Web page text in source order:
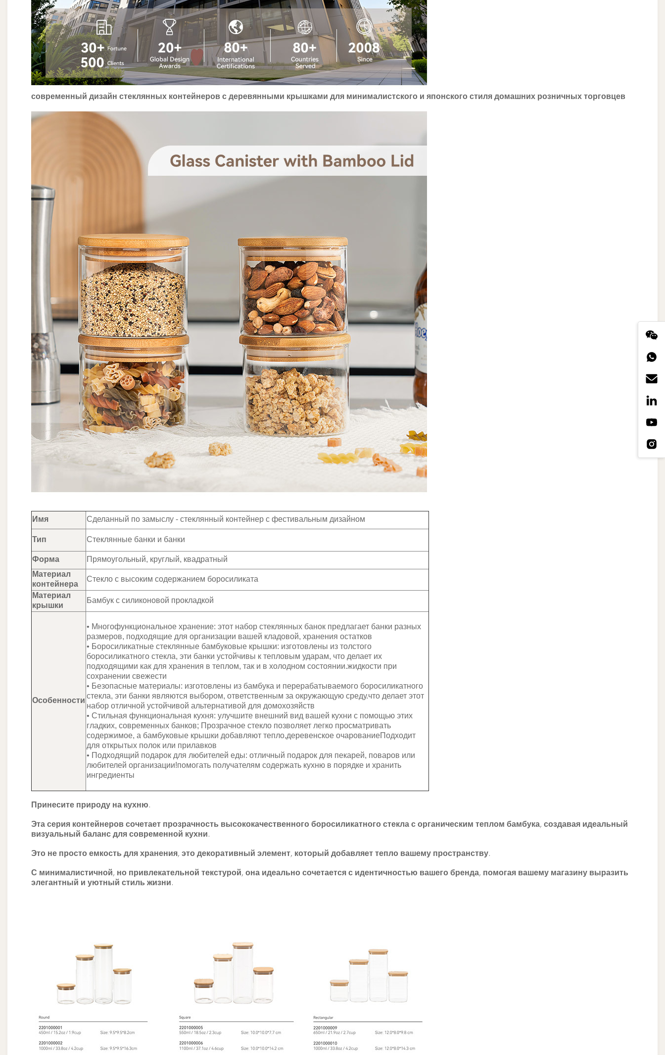
современный дизайн стеклянных контейнеров с деревянными крышками для минималистского и японского стиля домашних розничных торговцев
Имя Сделанный по замыслу - стеклянный контейнер с фестивальным дизайном
Тип Стеклянные банки и банки
Форма
Прямоугольный, круглый, квадратный
Материал
контейнера
Стекло с высоким содержанием боросиликата
Материал
крышки
Бамбук с силиконовой прокладкой
Особенности
• Многофункциональное хранение: этот набор стеклянных банок предлагает банки разных
размеров, подходящие для организации вашей кладовой, хранения остатков
• Боросиликатные стеклянные бамбуковые крышки: изготовлены из толстого
боросиликатного стекла, эти банки устойчивы к тепловым ударам, что делает их
подходящими как для хранения в теплом, так и в холодном состоянии.жидкости при
сохранении свежести
• Безопасные материалы: изготовлены из бамбука и перерабатываемого боросиликатного
стекла, эти банки являются выбором, ответственным за окружающую среду.что делает этот
набор отличной устойчивой альтернативой для домохозяйств
• Стильная функциональная кухня: улучшите внешний вид вашей кухни с помощью этих
гладких, современных банков; Прозрачное стекло позволяет легко просматривать
содержимое, а бамбуковые крышки добавляют тепло,деревенское очарованиеПодходит
для открытых полок или прилавков
• Подходящий подарок для любителей еды: отличный подарок для пекарей, поваров или
любителей организации!помогать получателям содержать кухню в порядке и хранить
ингредиенты
Принесите природу на кухню.
Эта серия контейнеров сочетает прозрачность высококачественного боросиликатного стекла с органическим теплом бамбука, создавая идеальный
визуальный баланс для современной кухни.
Это не просто емкость для хранения, это декоративный элемент, который добавляет тепло вашему пространству.
С минималистичной, но привлекательной текстурой, она идеально сочетается с идентичностью вашего бренда, помогая вашему магазину выразить
элегантный и уютный стиль жизни.